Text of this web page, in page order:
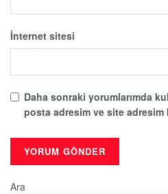
İnternet sitesi
Daha sonraki yorumlarımda
posta adresim ve site adresim
Ara